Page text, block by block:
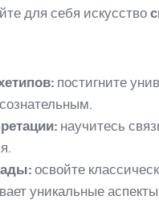
для себя искусство
постигните
научитесь
освойте
уникальные